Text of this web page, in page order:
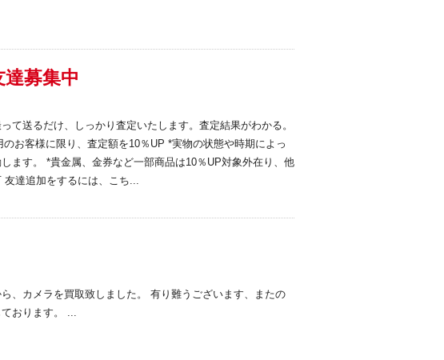
募集中
て送るだけ、しっかり査定いたします。査定結果がわかる。
のお客様に限り、査定額を10％UP *実物の状態や時期によっ
ます。 *貴金属、金券など一部商品は10％UP対象外在り、他
友達追加をするには、こち...
、カメラを買取致しました。 有り難うございます、またの
おります。 ...